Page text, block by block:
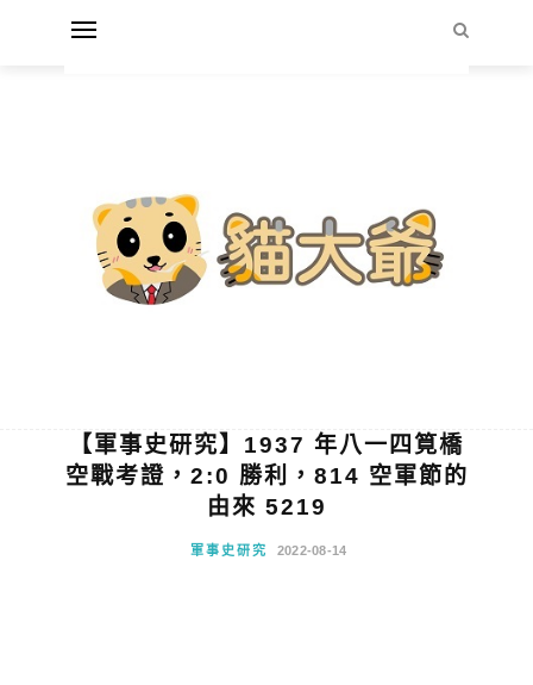
【軍事史研究】1937 年八一四筧橋
空戰考證，2:0 勝利，814 空軍節的
由來 5219
軍事史研究 2022-08-14